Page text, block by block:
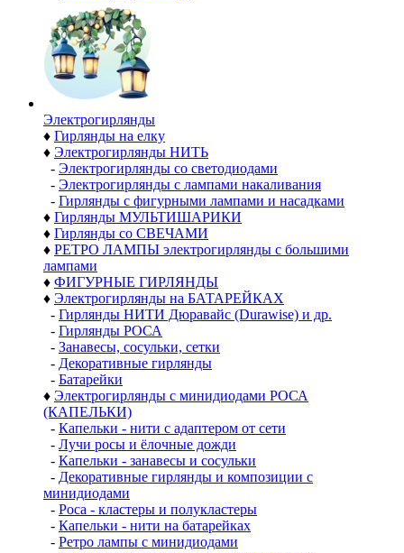
Электро­гирлянды
♦ Гирлянды на елку
♦ Электрогирлянды НИТЬ
- Электрогирлянды со светодиодами
- Электрогирлянды с лампами накаливания
- Гирлянды с фигурными лампами и насадками
♦ Гирлянды МУЛЬТИШАРИКИ
♦ Гирлянды со СВЕЧАМИ
♦ РЕТРО ЛАМПЫ электрогирлянды с большими
лампами
♦ ФИГУРНЫЕ ГИРЛЯНДЫ
♦ Электрогирлянды на БАТАРЕЙКАХ
- Гирлянды НИТИ Дюравайс (Durawise) и др.
- Гирлянды РОСА
- Занавесы, сосульки, сетки
- Декоративные гирлянды
- Батарейки
♦ Электрогирлянды с минидиодами РОСА
(КАПЕЛЬКИ)
- Капельки - нити с адаптером от сети
- Лучи росы и ёлочные дожди
- Капельки - занавесы и сосульки
- Декоративные гирлянды и композиции с
минидиодами
- Роса - кластеры и полукластеры
- Капельки - нити на батарейках
- Ретро лампы с минидиодами